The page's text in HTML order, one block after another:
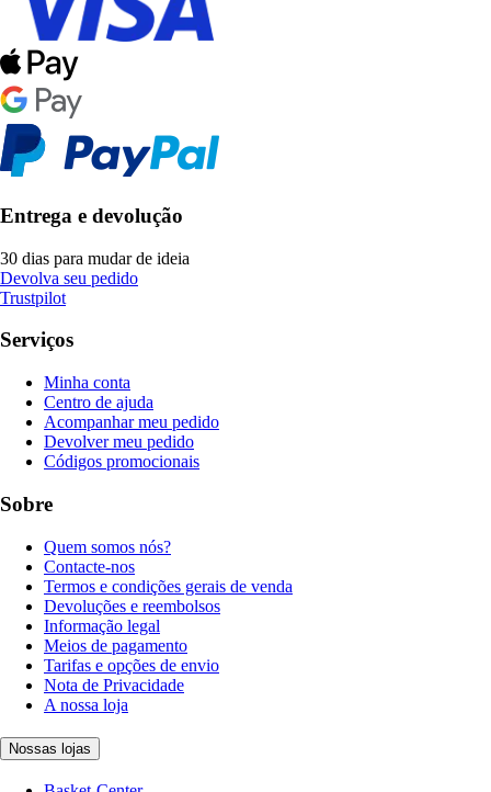
Entrega e devolução
30 dias para mudar de ideia
Devolva seu pedido
Trustpilot
Serviços
Minha conta
Centro de ajuda
Acompanhar meu pedido
Devolver meu pedido
Códigos promocionais
Sobre
Quem somos nós?
Contacte-nos
Termos e condições gerais de venda
Devoluções e reembolsos
Informação legal
Meios de pagamento
Tarifas e opções de envio
Nota de Privacidade
A nossa loja
Nossas lojas